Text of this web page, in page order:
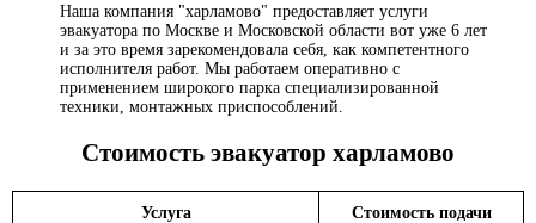
Наша компания "харламово" предоставляет услуги
эвакуатора по Москве и Московской области вот уже 6 лет
и за это время зарекомендовала себя, как компетентного
исполнителя работ. Мы работаем оперативно с
применением широкого парка специализированной
техники, монтажных приспособлений.
Стоимость эвакуатор харламово
Услуга Стоимость подачи